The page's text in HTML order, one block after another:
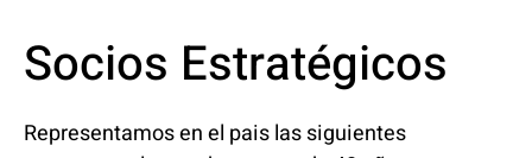
Socios Estratégicos
Representamos en el pais las siguientes